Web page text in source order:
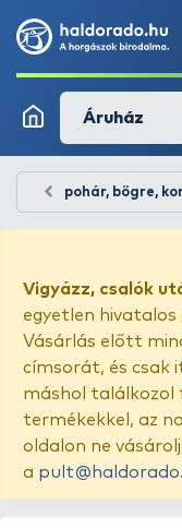
Áruház
pohár, bögre,
Vigyázz, csalók
egyetlen hivatalos
Vásárlás előtt
címsorát, és csak
máshol találkozol
termékekkel, az
oldalon ne
a